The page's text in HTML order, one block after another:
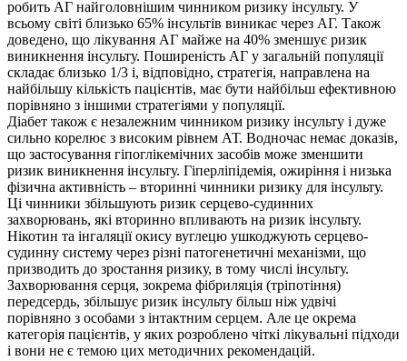
робить АГ найголовнішим чинником ризику інсульту. У
всьому світі близько 65% інсультів виникає через АГ. Також
доведено, що лікування АГ майже на 40% зменшує ризик
виникнення інсульту. Поширеність АГ у загальній популяції
складає близько 1/3 і, відповідно, стратегія, направлена на
найбільшу кількість пацієнтів, має бути найбільш ефективною
порівняно з іншими стратегіями у популяції.
Діабет також є незалежним чинником ризику інсульту і дуже
сильно корелює з високим рівнем АТ. Водночас немає доказів,
що застосування гіпоглікемічних засобів може зменшити
ризик виникнення інсульту. Гіперліпідемія, ожиріння і низька
фізична активність – вторинні чинники ризику для інсульту.
Ці чинники збільшують ризик серцево-судинних
захворювань, які вторинно впливають на ризик інсульту.
Нікотин та інгаляції окису вуглецю ушкоджують серцево-
судинну систему через різні патогенетичні механізми, що
призводить до зростання ризику, в тому числі інсульту.
Захворювання серця, зокрема фібриляція (тріпотіння)
передсердь, збільшує ризик інсульту більш ніж удвічі
порівняно з особами з інтактним серцем. Але це окрема
категорія пацієнтів, у яких розроблено чіткі лікувальні підходи
і вони не є темою цих методичних рекомендацій.